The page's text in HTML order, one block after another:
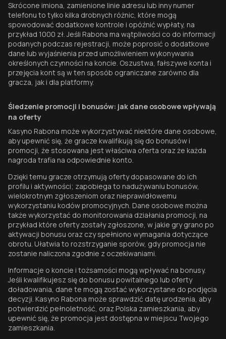
Skrócone imiona, zamienione linie adresu lub inny numer
telefonu to tylko kilka drobnych różnic, które mogą
spowodować dodatkowe kontrole i opóźnić wypłaty, na
przykład 1000 zł. Jeśli Rabona ma wątpliwości co do informacji
podanych podczas rejestracji, może poprosić o dodatkowe
dane lub wyjaśnienia przed umożliwieniem wykonywania
określonych czynności na koncie. Oszustwa, fałszywe konta i
przejęcia kont są w ten sposób ograniczane zarówno dla
gracza, jak i dla platformy.
Śledzenie promocji i bonusów: jak dane osobowe wpływają
na oferty
Kasyno Rabona może wykorzystywać niektóre dane osobowe,
aby upewnić się, że gracze kwalifikują się do bonusów i
promocji, że stosowana jest właściwa oferta oraz że każda
nagroda trafia na odpowiednie konto.
Dzięki temu gracze otrzymują oferty dopasowane do ich
profilu i aktywności; zapobiega to nadużywaniu bonusów,
wielokrotnym zgłoszeniom oraz nieprawidłowemu
wykorzystaniu kodów promocyjnych. Dane osobowe można
także wykorzystać do monitorowania działania promocji, na
przykład które oferty zostały zgłoszone, w jakie gry grano po
aktywacji bonusu oraz czy spełniono wymagania dotyczące
obrotu. Ułatwia to rozstrzyganie sporów, gdy promocja nie
zostanie naliczona zgodnie z oczekiwaniami.
Informacje o koncie i tożsamości mogą wpływać na bonusy.
Jeśli kwalifikujesz się do bonusu powitalnego lub oferty
doładowania, dane te mogą zostać wykorzystane do podjęcia
decyzji. Kasyno Rabona może sprawdzić datę urodzenia, aby
potwierdzić pełnoletność, oraz Polska zamieszkania, aby
upewnić się, że promocja jest dostępna w miejscu Twojego
zamieszkania.